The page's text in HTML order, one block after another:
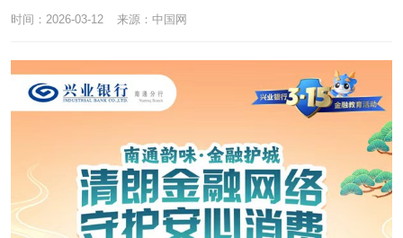
时间：2026-03-12 来源：中国网